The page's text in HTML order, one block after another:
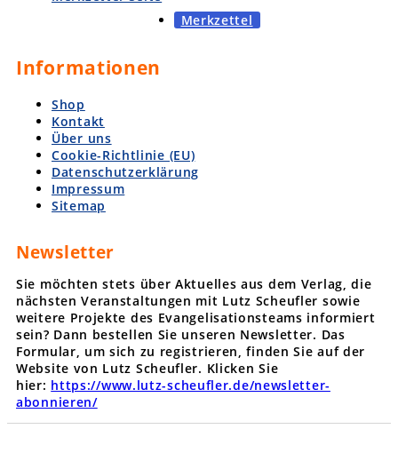
Merkzettel
Informationen
Shop
Kontakt
Über uns
Cookie-Richtlinie (EU)
Datenschutzerklärung
Impressum
Sitemap
Newsletter
Sie möchten stets über Aktuelles aus dem Verlag, die
nächsten Veranstaltungen mit Lutz Scheufler sowie
weitere Projekte des Evangelisationsteams informiert
sein? Dann bestellen Sie unseren Newsletter. Das
Formular, um sich zu registrieren, finden Sie auf der
Website von Lutz Scheufler. Klicken Sie
hier: https://www.lutz-scheufler.de/newsletter-
abonnieren/